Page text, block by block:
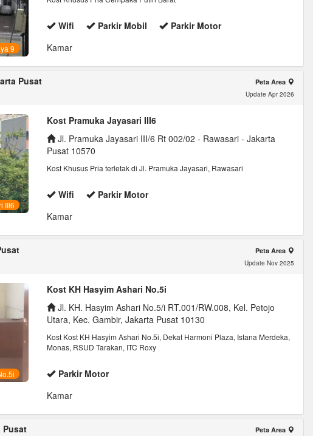
9
Wifi Parkir Mobil
Parkir Motor
Kamar
Pusat
Peta Area
Update Apr 2026
III6
Kost Pramuka Jayasari III6
Jl. Pramuka Jayasari III/6 Rt 002/02 - Rawasari - Jakarta
Pusat 10570
Kost Khusus Pria terletak di Jl. Pramuka Jayasari, Rawasari
Wifi
Parkir Motor
Kamar
Peta Area
Update Nov 2025
Kost KH Hasyim Ashari No.5i
Jl. KH. Hasyim Ashari No.5/i RT.001/RW.008, Kel. Petojo
Utara, Kec. Gambir, Jakarta Pusat 10130
Kost Kost KH Hasyim Ashari No.5i, Dekat Harmoni Plaza, Istana Merdeka,
Monas, RSUD Tarakan, ITC Roxy
Parkir Motor
Kamar
Pusat
Peta Area